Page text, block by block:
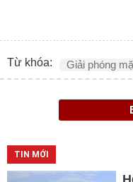
Từ khóa: Giải phóng
TIN MỚI